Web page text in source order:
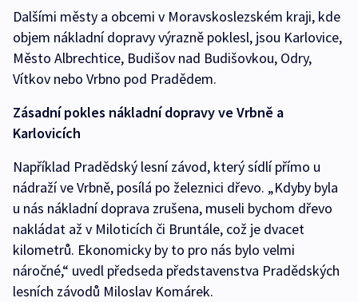
Dalšími městy a obcemi v Moravskoslezském kraji, kde
objem nákladní dopravy výrazně poklesl, jsou Karlovice,
Město Albrechtice, Budišov nad Budišovkou, Odry,
Vítkov nebo Vrbno pod Pradědem.
Zásadní pokles nákladní dopravy ve Vrbně a
Karlovicích
Například Pradědský lesní závod, který sídlí přímo u
nádraží ve Vrbně, posílá po železnici dřevo. „Kdyby byla
u nás nákladní doprava zrušena, museli bychom dřevo
nakládat až v Miloticích či Bruntále, což je dvacet
kilometrů. Ekonomicky by to pro nás bylo velmi
náročné,“ uvedl předseda představenstva Pradědských
lesních závodů Miloslav Komárek.